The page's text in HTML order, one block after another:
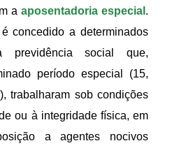
a aposentadoria especial .
concedido a determinados
previdência social que,
período especial (15,
trabalharam sob condições
ou à integridade física, em
a agentes nocivos